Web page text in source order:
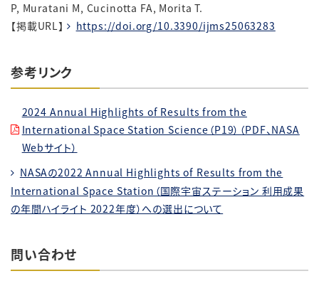
P, Muratani M, Cucinotta FA, Morita T.
【掲載URL】
https://doi.org/10.3390/ijms25063283
参考リンク
2024 Annual Highlights of Results from the
International Space Station Science（P19）（PDF、NASA
Webサイト）
NASAの2022 Annual Highlights of Results from the
International Space Station（国際宇宙ステーション 利用成果
の年間ハイライト 2022年度）への選出について
問い合わせ